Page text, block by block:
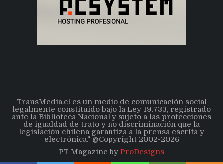
TransMedia.cl es un medio de comunicación social
legalmente constituido bajo la Ley 19.733, registrado
ante la Biblioteca Nacional y sujeto a las protecciones
de igualdad de trato y no discriminación que la
legislación chilena garantiza a la prensa escrita y
electrónica." @Copyright 2002-2026
PT Magazine by ProDesigns